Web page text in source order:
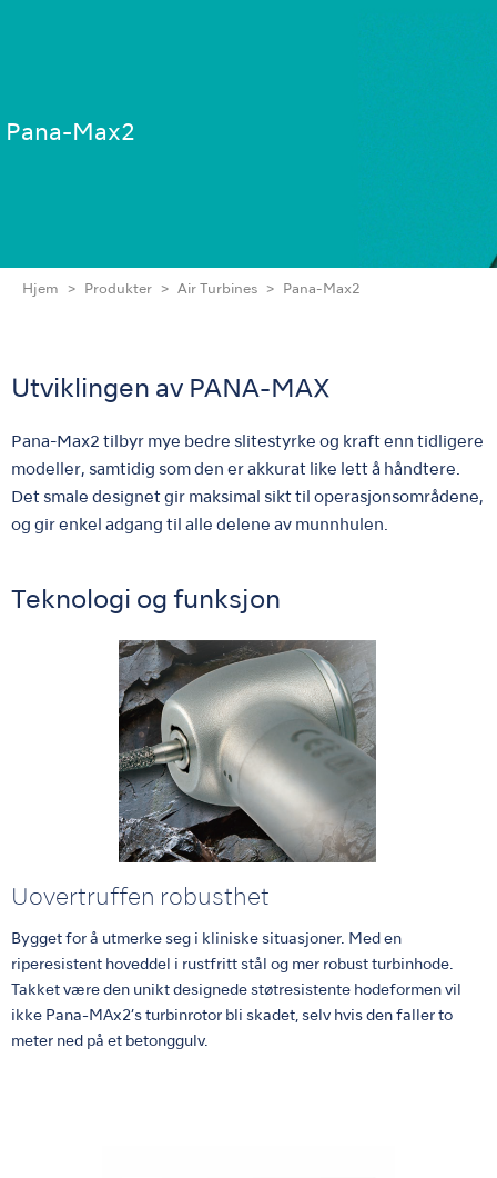
Pana-Max2
Hjem Produkter Air Turbines Pana-Max2
Utviklingen av PANA-MAX
Pana-Max2 tilbyr mye bedre slitestyrke og kraft enn tidligere
modeller, samtidig som den er akkurat like lett å håndtere.
Det smale designet gir maksimal sikt til operasjonsområdene,
og gir enkel adgang til alle delene av munnhulen.
Teknologi og funksjon
Uovertruffen robusthet
Bygget for å utmerke seg i kliniske situasjoner. Med en
riperesistent hoveddel i rustfritt stål og mer robust turbinhode.
Takket være den unikt designede støtresistente hodeformen vil
ikke Pana-MAx2’s turbinrotor bli skadet, selv hvis den faller to
meter ned på et betonggulv.